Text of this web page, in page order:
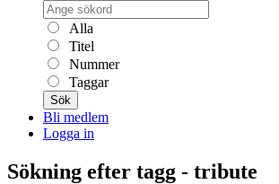
Alla
Titel
Nummer
Taggar
Sök
Bli medlem
Logga in
Sökning efter tagg - tribute